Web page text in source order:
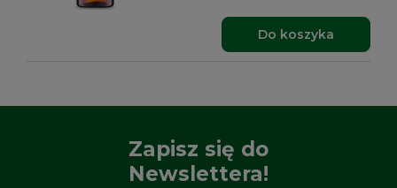
Do koszyka
Zapisz się do
Newslettera!